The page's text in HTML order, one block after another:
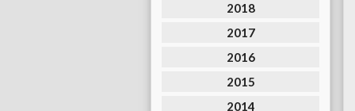
2018
2017
2016
2015
2014